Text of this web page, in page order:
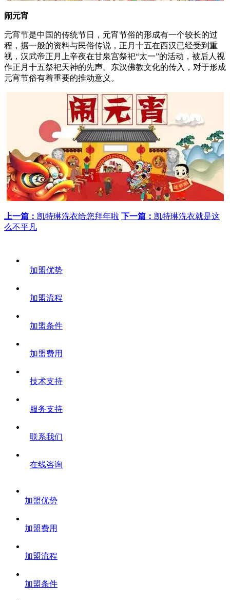
闹元宵
元宵节是中国的传统节日，元宵节俗的形成有一个较长的过
程，据一般的资料与民俗传说，正月十五在西汉已经受到重
视，汉武帝正月上辛夜在甘泉宫祭祀“太一”的活动，被后人视
作正月十五祭祀天神的先声。东汉佛教文化的传入，对于形成
元宵节俗有着重要的推动意义。
上一篇： 凯特琳洗衣给您拜年啦 下一篇： ​凯特琳洗衣就是这
么不平凡
加盟优势
加盟流程
加盟条件
加盟费用
技术支持
服务支持
联系我们
在线咨询
加盟优势
加盟费用
加盟流程
加盟条件